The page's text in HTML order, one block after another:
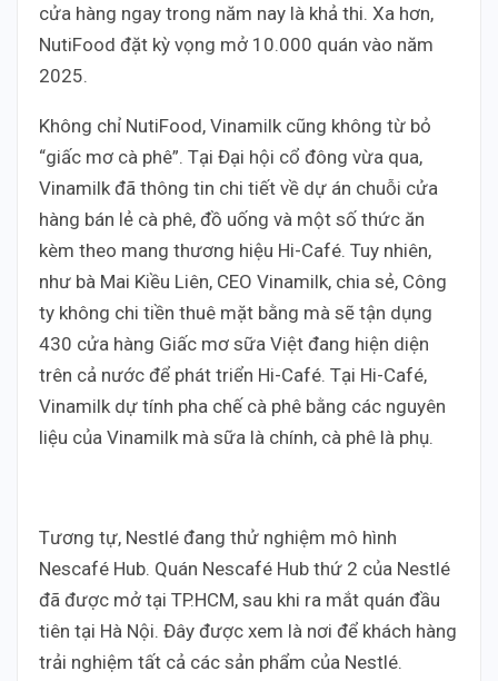
cửa hàng ngay trong năm nay là khả thi. Xa hơn,
NutiFood đặt kỳ vọng mở 10.000 quán vào năm
2025.
Không chỉ NutiFood, Vinamilk cũng không từ bỏ
“giấc mơ cà phê”. Tại Đại hội cổ đông vừa qua,
Vinamilk đã thông tin chi tiết về dự án chuỗi cửa
hàng bán lẻ cà phê, đồ uống và một số thức ăn
kèm theo mang thương hiệu Hi-Café. Tuy nhiên,
như bà Mai Kiều Liên, CEO Vinamilk, chia sẻ, Công
ty không chi tiền thuê mặt bằng mà sẽ tận dụng
430 cửa hàng Giấc mơ sữa Việt đang hiện diện
trên cả nước để phát triển Hi-Café. Tại Hi-Café,
Vinamilk dự tính pha chế cà phê bằng các nguyên
liệu của Vinamilk mà sữa là chính, cà phê là phụ.
Tương tự, Nestlé đang thử nghiệm mô hình
Nescafé Hub. Quán Nescafé Hub thứ 2 của Nestlé
đã được mở tại TP.HCM, sau khi ra mắt quán đầu
tiên tại Hà Nội. Đây được xem là nơi để khách hàng
trải nghiệm tất cả các sản phẩm của Nestlé.